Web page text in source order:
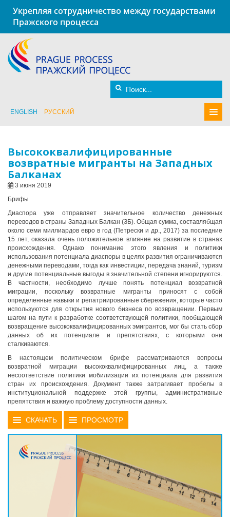
Укрепляя сотрудничество между государствами
Пражского процесса
ENGLISH РУССКИЙ
Высококвалифицированные
возвратные мигранты на Западных
Балканах
3 июня 2019
Брифы
Диаспора уже отправляет значительное количество денежных
переводов в страны Западных Балкан (ЗБ). Общая сумма, составлябщая
около семи миллиардов евро в год (Петрески и др., 2017) за последние
15 лет, оказала очень положительное влияние на развитие в странах
происхождения. Однако понимание этого явления и политики
использования потенциала диаспоры в целях развития ограничиваются
денежными переводами, тогда как инвестиции, передача знаний, туризм
и другие потенциальные выгоды в значительной степени игнорируются.
В частности, необходимо лучше понять потенциал возвратной
миграции, поскольку возвратные мигранты приносят с собой
определенные навыки и репатриированные сбережения, которые часто
используются для открытия нового бизнеса по возвращении. Первым
шагом на пути к разработке соответствующей политики, пообщающей
возвращение высококвалифицированных эмигрантов, мог бы стать сбор
данных об их потенциале и препятствиях, с которыми они
сталкиваются.
В настоящем политическом брифе рассматриваются вопросы
возвратной миграции высококвалифицированных лиц, а также
несоответствие политики мобилизации их потенциала для развития
стран их происхождения. Документ также затрагивает пробелы в
институциональной поддержке этой группы, административные
препятствия и важную проблему доступности данных.
СКАЧАТЬ ПРОСМОТР